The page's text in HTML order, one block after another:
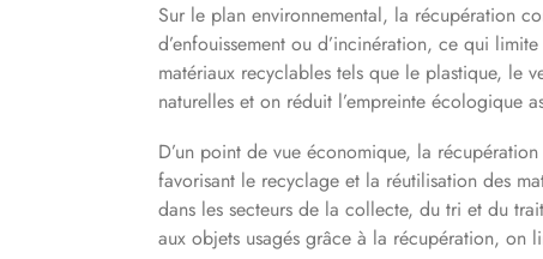
Sur le plan environnemental, la récupération
d’enfouissement ou d’incinération, ce qui
matériaux recyclables tels que le plastique, le
naturelles et on réduit l’empreinte écologique
D’un point de vue économique, la
favorisant le recyclage et la réutilisation des
dans les secteurs de la collecte, du tri et du
aux objets usagés grâce à la récupération, on